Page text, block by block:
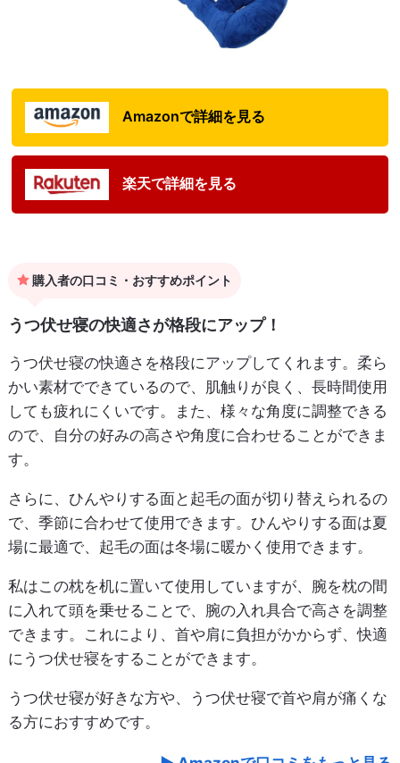
Amazonで詳細を見る
楽天で詳細を見る
購入者の口コミ・おすすめポイント
うつ伏せ寝の快適さが格段にアップ！
うつ伏せ寝の快適さを格段にアップしてくれます。柔ら
かい素材でできているので、肌触りが良く、長時間使用
しても疲れにくいです。また、様々な角度に調整できる
ので、自分の好みの高さや角度に合わせることができま
す。
さらに、ひんやりする面と起毛の面が切り替えられるの
で、季節に合わせて使用できます。ひんやりする面は夏
場に最適で、起毛の面は冬場に暖かく使用できます。
私はこの枕を机に置いて使用していますが、腕を枕の間
に入れて頭を乗せることで、腕の入れ具合で高さを調整
できます。これにより、首や肩に負担がかからず、快適
にうつ伏せ寝をすることができます。
うつ伏せ寝が好きな方や、うつ伏せ寝で首や肩が痛くな
る方におすすめです。